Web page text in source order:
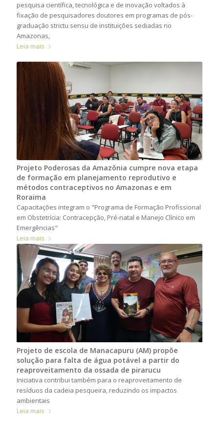
pesquisa científica, tecnológica e de inovação voltados à
fixação de pesquisadores doutores em programas de pós-
graduação strictu sensu de instituições sediadas no
Amazonas,
Leia mais
Projeto Poderosas da Amazônia cumpre nova etapa
de formação em planejamento reprodutivo e
métodos contraceptivos no Amazonas e em
Roraima
Capacitações integram o "Programa de Formação Profissional
em Obstetrícia: Contracepção, Pré-natal e Manejo Clínico em
Emergências"
Leia mais
Projeto de escola de Manacapuru (AM) propõe
solução para falta de água potável a partir do
reaproveitamento da ossada de pirarucu
Iniciativa contribui também para o reaproveitamento de
resíduos da cadeia pesqueira, reduzindo os impactos
ambientais
Leia mais